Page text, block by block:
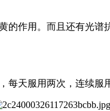
作用。而且还有光
天服用两次，连续服